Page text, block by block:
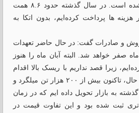
تعهدات شرکت پرداخت شده است. در سال گذشته حدود ۸.۶ همت
‌ها پرداخت کرده‌ایم، بدون اتکا به
و صادرات گفت: در حال حاضر تعهدات
صفر خواهد شد. البته آبان‌ ماه را هنوز
زیرا قصد نداریم با ریسک بالا اقدام
به پیش‌فروش کنیم. با این حال، تاکنون بیش از ۲۰۰ هزار تن میلگرد و
به بازار تحویل داده‌ ایم که در زمان
ثبت شده بود و این تفاوت قیمت در